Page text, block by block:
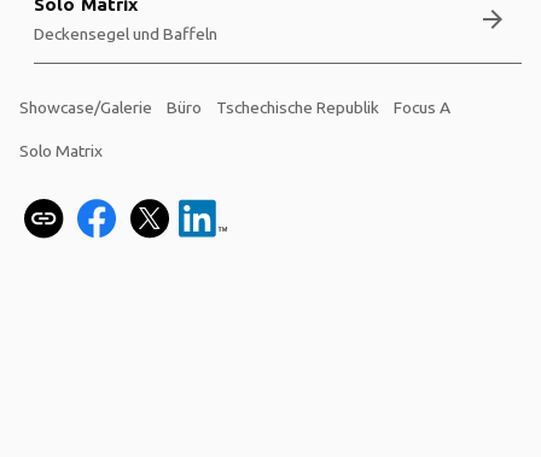
Deckensegel und Baffeln arrow_forward
Showcase/Galerie Büro Tschechische Republik Focus A
Solo Matrix